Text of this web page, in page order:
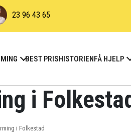
23 96 43 65
BEST PRISHISTORIENFÅ HJELP
i
i Folkestad